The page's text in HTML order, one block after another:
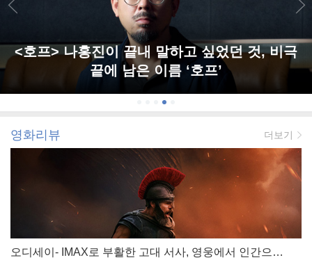
<호프> 나홍진이 끝내 말하고 싶었던 것, 비극
끝에 남은 이름 ‘호프’
영화리뷰 더보기
오디세이- IMAX로 부활한 고대 서사, 영웅에서 인간으로의 귀환 (오락성 9 | 작품성 9)